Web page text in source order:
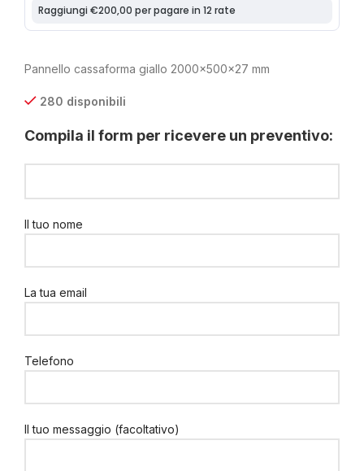
Pannello cassaforma giallo 2000x500x27 mm
280 disponibili
Compila il form per ricevere un preventivo:
Il tuo nome
La tua email
Telefono
Il tuo messaggio (facoltativo)